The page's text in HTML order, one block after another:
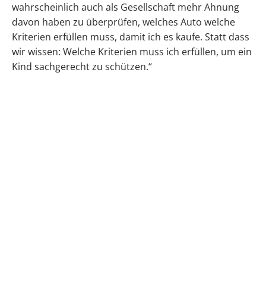
wahrscheinlich auch als Gesellschaft mehr Ahnung
davon haben zu überprüfen, welches Auto welche
Kriterien erfüllen muss, damit ich es kaufe. Statt dass
wir wissen: Welche Kriterien muss ich erfüllen, um ein
Kind sachgerecht zu schützen.“